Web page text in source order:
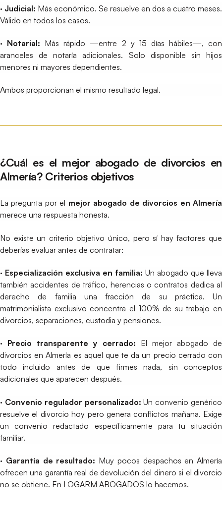
· Judicial: Más económico. Se resuelve en dos a cuatro meses.
Válido en todos los casos.
· Notarial: Más rápido —entre 2 y 15 días hábiles—, con
aranceles de notaría adicionales. Solo disponible sin hijos
menores ni mayores dependientes.
Ambos proporcionan el mismo resultado legal.
¿Cuál es el mejor abogado de divorcios en
Almería? Criterios objetivos
La pregunta por el mejor abogado de divorcios en Almería
merece una respuesta honesta.
No existe un criterio objetivo único, pero sí hay factores que
deberías evaluar antes de contratar:
· Especialización exclusiva en familia: Un abogado que lleva
también accidentes de tráfico, herencias o contratos dedica al
derecho de familia una fracción de su práctica. Un
matrimonialista exclusivo concentra el 100% de su trabajo en
divorcios, separaciones, custodia y pensiones.
· Precio transparente y cerrado: El mejor abogado de
divorcios en Almería es aquel que te da un precio cerrado con
todo incluido antes de que firmes nada, sin conceptos
adicionales que aparecen después.
· Convenio regulador personalizado: Un convenio genérico
resuelve el divorcio hoy pero genera conflictos mañana. Exige
un convenio redactado específicamente para tu situación
familiar.
· Garantía de resultado: Muy pocos despachos en Almería
ofrecen una garantía real de devolución del dinero si el divorcio
no se obtiene. En LOGARM ABOGADOS lo hacemos.